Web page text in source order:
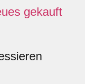
gekauft